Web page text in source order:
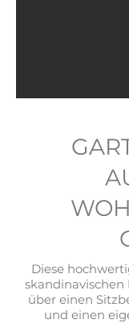
Diese
über einen
und einen